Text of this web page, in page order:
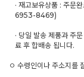
· 재고보유상품 : 주문
6953-8469)
· 당일 발송 제품과 주
료 후 합배송 됩니다.
ㅇ 수령인이나 주소지를